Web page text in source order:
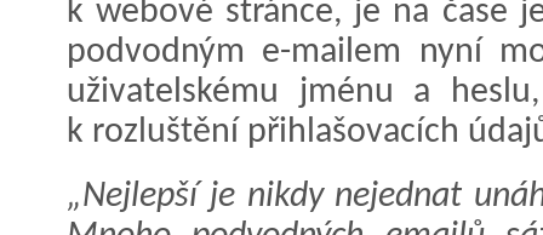
k webové stránce, je na čase
podvodným e-mailem nyní
uživatelskému jménu a
k rozluštění přihlašovacích
„Nejlepší je nikdy nejednat